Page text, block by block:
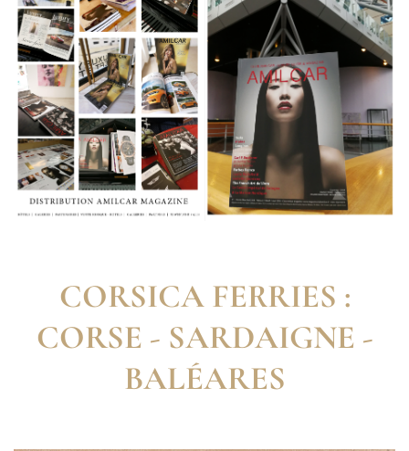
CORSICA FERRIES :
CORSE - SARDAIGNE -
BALÉARES